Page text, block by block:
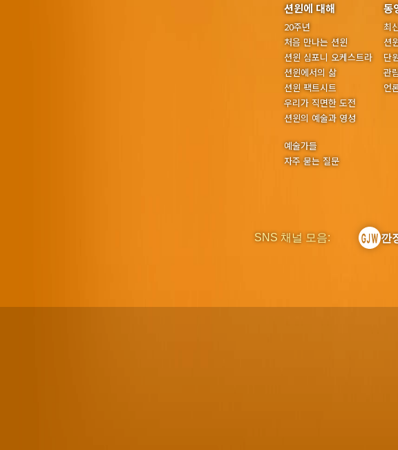
션윈에 대해
20주년
처음 만나는 션윈
션윈 심포니 오케스트라
션윈에서의 삶
션윈 팩트시트
우리가 직면한 도전
션윈의 예술과 영성
예술가들
자주 묻는 질문
동
최
션
단
관
언
SNS 채널 모음: 깐